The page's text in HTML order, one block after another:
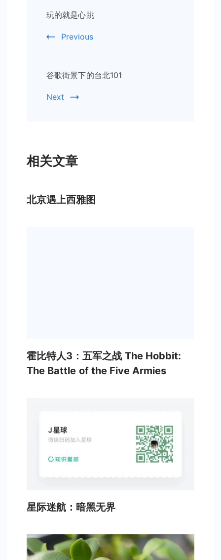
Navigation
玩的就是心跳
Previous
谷歌街景下的台北101
Next
相关文章
北京遇上西雅图
霍比特人3：五军之战 The Hobbit:
The Battle of the Five Armies
星际迷航：暗黑无界